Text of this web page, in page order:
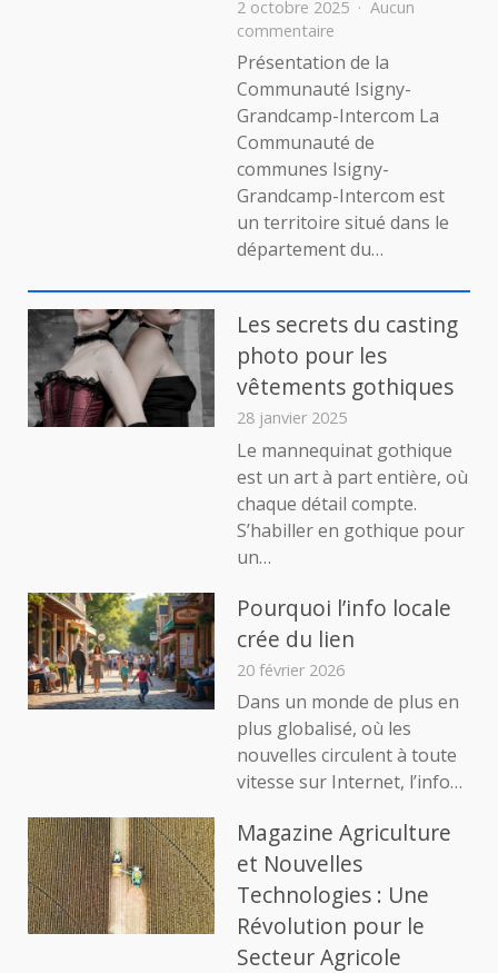
2 octobre 2025
Aucun
commentaire
Communauté
Isigny-
Grandcamp-
Intercom
:
un
territoire
dynamique
entre
mer
et
Présentation de la
Communauté Isigny-
Grandcamp-Intercom La
Communauté de
communes Isigny-
Grandcamp-Intercom est
un territoire situé dans le
département du…
Les secrets du casting
photo pour les
vêtements gothiques
28 janvier 2025
Le mannequinat gothique
est un art à part entière, où
chaque détail compte.
S’habiller en gothique pour
un…
Pourquoi l’info locale
crée du lien
20 février 2026
Dans un monde de plus en
plus globalisé, où les
nouvelles circulent à toute
vitesse sur Internet, l’info…
Magazine Agriculture
et Nouvelles
Technologies : Une
Révolution pour le
Secteur Agricole